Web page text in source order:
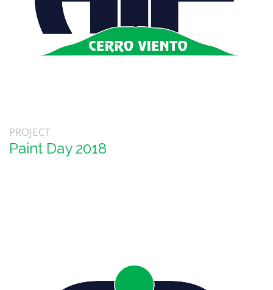
PROJECT
Paint Day 2018